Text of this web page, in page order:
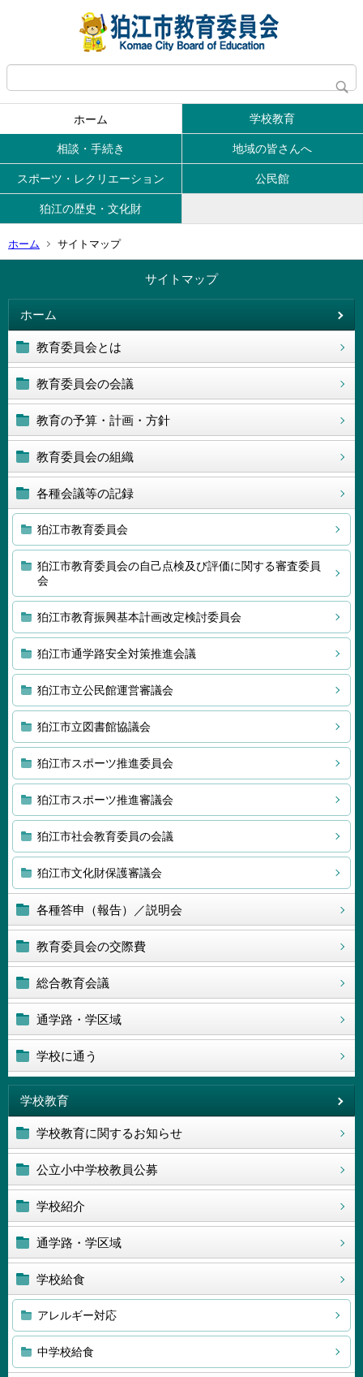
ホーム 学校教育
相談・手続き 地域の皆さんへ
スポーツ・レクリエーション 公民館
狛江の歴史・文化財
ホーム サイトマップ
サイトマップ
ホーム
教育委員会とは
教育委員会の会議
教育の予算・計画・方針
教育委員会の組織
各種会議等の記録
狛江市教育委員会
狛江市教育委員会の自己点検及び評価に関する審査委員
会
狛江市教育振興基本計画改定検討委員会
狛江市通学路安全対策推進会議
狛江市立公民館運営審議会
狛江市立図書館協議会
狛江市スポーツ推進委員会
狛江市スポーツ推進審議会
狛江市社会教育委員の会議
狛江市文化財保護審議会
各種答申（報告）／説明会
教育委員会の交際費
総合教育会議
通学路・学区域
学校に通う
学校教育
学校教育に関するお知らせ
公立小中学校教員公募
学校紹介
通学路・学区域
学校給食
アレルギー対応
中学校給食